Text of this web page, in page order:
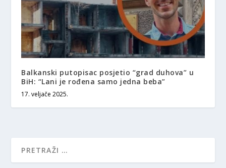
Balkanski putopisac posjetio “grad duhova” u
BiH: “Lani je rođena samo jedna beba”
17. veljače 2025.